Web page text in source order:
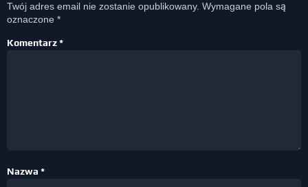
Twój adres email nie zostanie opublikowany. Wymagane pola są
oznaczone *
Komentarz*
Nazwa *